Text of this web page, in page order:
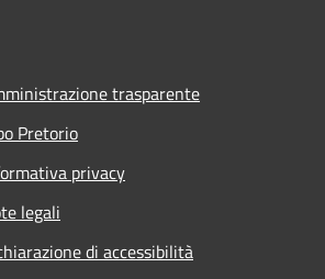
trasparente
Pretorio
privacy
legali
di accessibilità